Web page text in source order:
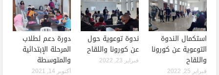
استكمال الندوة
التوعوية عن كورونا
واللقاح
فبراير 25, 2022
ندوة توعوية حول
عن كورونا واللقاح
فبراير 23, 2022
دورة دعم لطلاب
المرحلة الإبتدائية
والمتوسطة
أكتوبر 14, 2021